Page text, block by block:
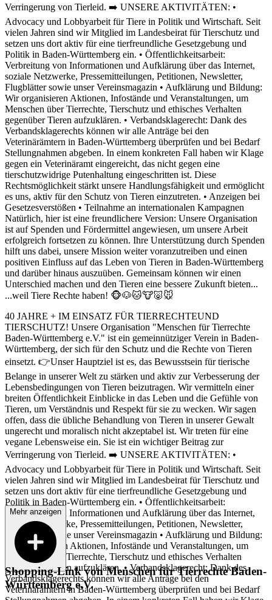
Verringerung von Tierleid. ➡️ UNSERE AKTIVITÄTEN: •
Advocacy und Lobbyarbeit für Tiere in Politik und Wirtschaft. Seit
vielen Jahren sind wir Mitglied im Landesbeirat für Tierschutz und
setzen uns dort aktiv für eine tierfreundliche Gesetzgebung und
Politik in Baden-Württemberg ein. • Öffentlichkeitsarbeit:
Verbreitung von Informationen und Aufklärung über das Internet,
soziale Netzwerke, Pressemitteilungen, Petitionen, Newsletter,
Flugblätter sowie unser Vereinsmagazin • Aufklärung und Bildung:
Wir organisieren Aktionen, Infostände und Veranstaltungen, um
Menschen über Tierrechte, Tierschutz und ethisches Verhalten
gegenüber Tieren aufzuklären. • Verbandsklagerecht: Dank des
Verbandsklagerechts können wir alle Anträge bei den
Veterinärämtern in Baden-Württemberg überprüfen und bei Bedarf
Stellungnahmen abgeben. In einem konkreten Fall haben wir Klage
gegen ein Veterinäramt eingereicht, das nicht gegen eine
tierschutzwidrige Putenhaltung eingeschritten ist. Diese
Rechtsmöglichkeit stärkt unsere Handlungsfähigkeit und ermöglicht
es uns, aktiv für den Schutz von Tieren einzutreten. • Anzeigen bei
Gesetzesverstößen • Teilnahme an internationalen Kampagnen
Natürlich, hier ist eine freundlichere Version: Unsere Organisation
ist auf Spenden und Fördermittel angewiesen, um unsere Arbeit
erfolgreich fortsetzen zu können. Ihre Unterstützung durch Spenden
hilft uns dabei, unsere Mission weiter voranzutreiben und einen
positiven Einfluss auf das Leben von Tieren in Baden-Württemberg
und darüber hinaus auszuüben. Gemeinsam können wir einen
Unterschied machen und den Tieren eine bessere Zukunft bieten...
...weil Tiere Rechte haben! 🐵🐶🐱🐮🐷🐭
40 JAHRE + IM EINSATZ FÜR TIERRECHTEUND
TIERSCHUTZ! Unsere Organisation "Menschen für Tierrechte
Baden-Württemberg e.V." ist ein gemeinnütziger Verein in Baden-
Württemberg, der sich für den Schutz und die Rechte von Tieren
einsetzt. 👉Unser Hauptziel ist es, das Bewusstsein für tierische
Belange in unserer Welt zu stärken und aktiv zur Verbesserung der
Lebensbedingungen von Tieren beizutragen. Wir vermitteln einer
breiten Öffentlichkeit Einblicke in das Leben und die Gefühle von
Tieren, um Verständnis und Respekt für sie zu wecken. Wir sagen
offen, dass die übliche Behandlung von Tieren in unserer Gewalt
ungerecht und moralisch nicht akzeptabel ist. Wir treten für eine
vegane Lebensweise ein. Sie ist ein wichtiger Beitrag zur
Verringerung von Tierleid. ➡️ UNSERE AKTIVITÄTEN: •
Advocacy und Lobbyarbeit für Tiere in Politik und Wirtschaft. Seit
vielen Jahren sind wir Mitglied im Landesbeirat für Tierschutz und
setzen uns dort aktiv für eine tierfreundliche Gesetzgebung und
Politik in Baden-Württemberg ein. • Öffentlichkeitsarbeit:
Verbreitung von Informationen und Aufklärung über das Internet,
soziale Netzwerke, Pressemitteilungen, Petitionen, Newsletter,
Flugblätter sowie unser Vereinsmagazin • Aufklärung und Bildung:
Wir organisieren Aktionen, Infostände und Veranstaltungen, um
Menschen über Tierrechte, Tierschutz und ethisches Verhalten
gegenüber Tieren aufzuklären. • Verbandsklagerecht: Dank des
Verbandsklagerechts können wir alle Anträge bei den
Veterinärämtern in Baden-Württemberg überprüfen und bei Bedarf
Mehr anzeigen
Shopping-Link vonMenschen für Tierrechte Baden-
Württemberg e.V.